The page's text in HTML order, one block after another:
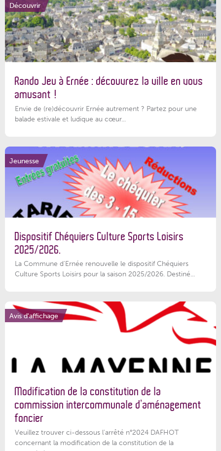
Découvrir
Rando Jeu à Ernée : découvrez la ville en vous
amusant !
Envie de (re)découvrir Ernée autrement ? Partez pour une
balade estivale et ludique au cœur...
Jeunesse
Dispositif Chéquiers Culture Sports Loisirs
2025/2026.
La Commune d'Ernée renouvelle le dispositif Chéquiers
Culture Sports Loisirs pour la saison 2025/2026. Destiné...
Avis d'affichage
Modification de la constitution de la
commission intercommunale d’aménagement
foncier
Veuillez trouver ci-dessous l'arrêté n°2024 DAFHOT
concernant la modification de la constitution de la